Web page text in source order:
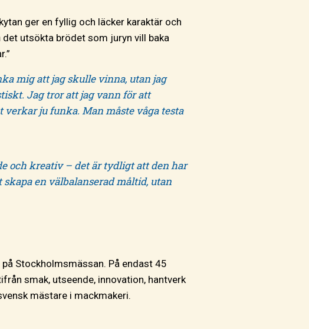
ger en fyllig och läcker karaktär och
utsökta brödet som juryn vill baka
mig att jag skulle vinna, utan jag
Jag tror att jag vann för att
ju funka. Man måste våga testa
och kreativ – det är tydligt att den har
en välbalanserad måltid, utan
Stockholmsmässan. På endast 45
smak, utseende, innovation, hantverk
mästare i mackmakeri.